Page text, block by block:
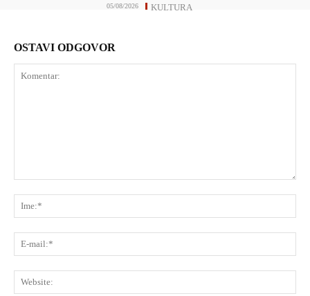
KULTURA
05/08/2026
OSTAVI ODGOVOR